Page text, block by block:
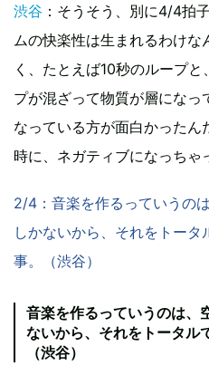
渋谷 ：そうそう、別に4/4拍
ムの快楽性は生まれるわけな
く、たとえば10秒のループ
プが混ざって物質が層にな
なっている方が面白かったん
時に、ネガティブになっちゃ
2/4：音楽を作るっていうの
しかないから、それをトー
事。（渋谷）
音楽を作るっていうのは、
ないから、それをトータル
（渋谷）